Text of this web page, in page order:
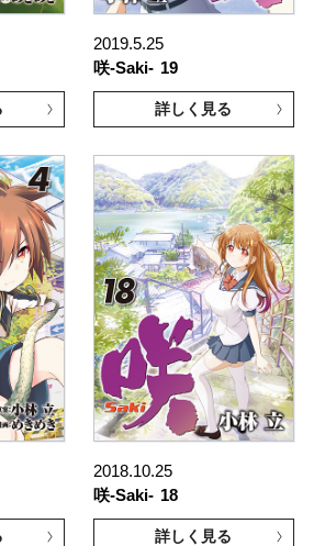
2019.5.25
咲-Saki- 19
詳しく見る
2018.10.25
咲-Saki- 18
詳しく見る